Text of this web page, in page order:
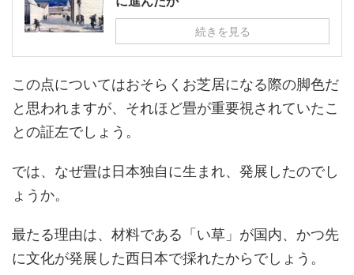
続きを見る
この点についてはおそらくお芝居になる際の脚色だ
と思われますが、それほど畳が重要視されていたこ
との証左でしょう。
では、なぜ畳は日本独自に生まれ、発展したのでし
ょうか。
最たる理由は、材料である「い草」が国内、かつ先
に文化が発展した西日本で採れたからでしょう。